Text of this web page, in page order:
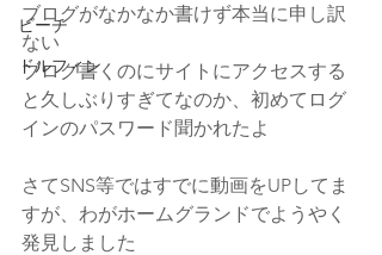
ビーチ
ドルフィン
ブログがなかなか書けず本当に申し訳
ない
ブログ書くのにサイトにアクセスする
と久しぶりすぎてなのか、初めてログ
インのパスワード聞かれたよ
さてSNS等ではすでに動画をUPしてま
すが、わがホームグランドでようやく
発見しました